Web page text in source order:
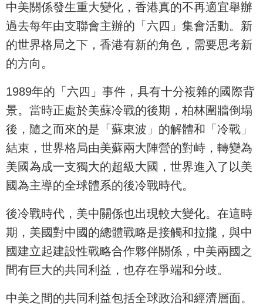
中美關係發生重大變化，香港真的不再適宜舉辦
過去每年由支聯會主辦的「六四」集會活動。新
的世界格局之下，香港有新的角色，需要思考新
的方向。
1989年的「六四」事件，具有十分複雜的國際背
景。當時正處於美蘇冷戰的後期，柏林圍牆倒塌
後，隨之而來的是「蘇東波」的解體和「冷戰」
結束，世界格局由美蘇兩大陣營的對峙，轉變為
美國為成一支獨大的超級大國，世界進入了以美
國為主導的全球體系的後冷戰時代。
後冷戰時代，美中關係也出現較大變化。在這時
期，美國對中國的總體戰略是接觸和拉攏，與中
國建立起建設性戰略合作夥伴關係，中美兩國之
間有巨大的共同利益，也存在爭端和分歧。
中美之間的共同利益包括全球政治和經濟層面。